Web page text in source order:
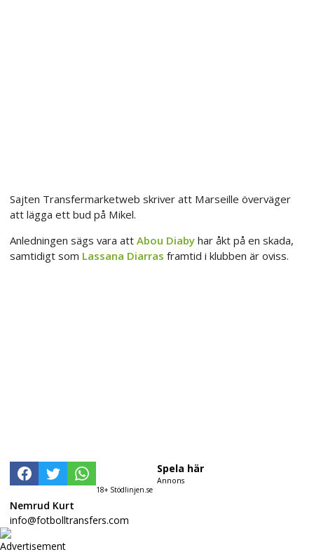
Sajten Transfermarketweb skriver att Marseille överväger
att lägga ett bud på Mikel.
Anledningen sägs vara att Abou Diaby har åkt på en skada,
samtidigt som Lassana Diarras framtid i klubben är oviss.
18+ Stödlinjen.se
Spela här
Annons
Nemrud Kurt
info@fotbolltransfers.com